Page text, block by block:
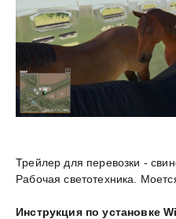
Трейлер для перевозки -
Рабочая светотехника.
Инструкция по установке